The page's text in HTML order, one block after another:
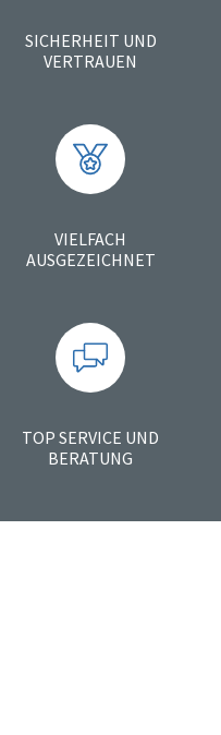
SICHERHEIT UND
VERTRAUEN
VIELFACH
AUSGEZEICHNET
TOP SERVICE UND
BERATUNG